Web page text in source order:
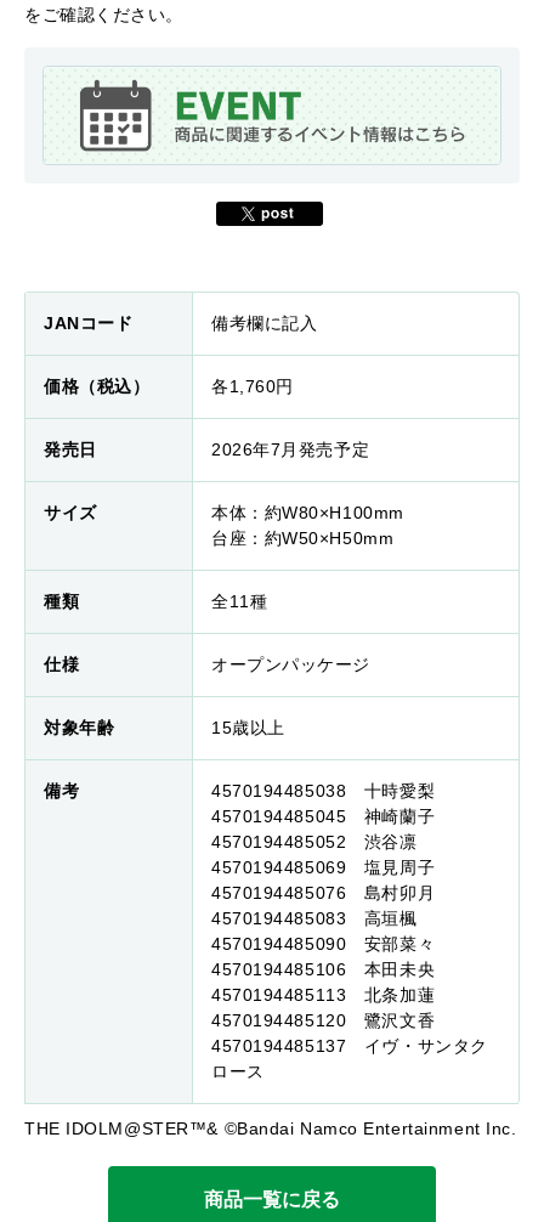
をご確認ください。
JANコード 備考欄に記入
価格（税込） 各1,760円
発売日 2026年7月発売予定
サイズ
本体：約W80×H100mm
台座：約W50×H50mm
種類 全11種
仕様 オープンパッケージ
対象年齢 15歳以上
備考
4570194485038 十時愛梨
4570194485045 神崎蘭子
4570194485052 渋谷凛
4570194485069 塩見周子
4570194485076 島村卯月
4570194485083 高垣楓
4570194485090 安部菜々
4570194485106 本田未央
4570194485113 北条加蓮
4570194485120 鷺沢文香
4570194485137 イヴ・サンタク
ロース
THE IDOLM@STER™& ©Bandai Namco Entertainment Inc.
商品一覧に戻る